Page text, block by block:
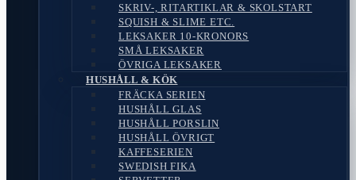
SKRIV-, RITARTIKLAR & SKOLSTART
SQUISH & SLIME ETC.
LEKSAKER 10-KRONORS
SMÅ LEKSAKER
ÖVRIGA LEKSAKER
HUSHÅLL & KÖK
FRÄCKA SERIEN
HUSHÅLL GLAS
HUSHÅLL PORSLIN
HUSHÅLL ÖVRIGT
KAFFESERIEN
SWEDISH FIKA